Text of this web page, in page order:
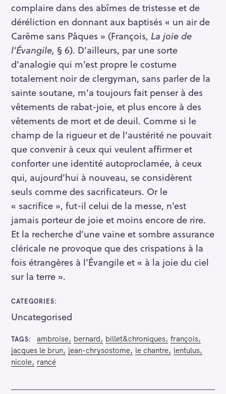
complaire dans des abîmes de tristesse et de
déréliction en donnant aux baptisés « un air de
Carême sans Pâques » (François, La joie de
l’Évangile, § 6). D’ailleurs, par une sorte
d’analogie qui m’est propre le costume
totalement noir de clergyman, sans parler de la
sainte soutane, m’a toujours fait penser à des
vêtements de rabat-joie, et plus encore à des
vêtements de mort et de deuil. Comme si le
champ de la rigueur et de l’austérité ne pouvait
que convenir à ceux qui veulent affirmer et
conforter une identité autoproclamée, à ceux
qui, aujourd’hui à nouveau, se considèrent
seuls comme des sacrificateurs. Or le
« sacrifice », fut-il celui de la messe, n’est
jamais porteur de joie et moins encore de rire.
Et la recherche d’une vaine et sombre assurance
cléricale ne provoque que des crispations à la
fois étrangères à l’Évangile et « à la joie du ciel
sur la terre ».
CATEGORIES
Uncategorised
TAGS ambroise bernard billet&chroniques françois
jacques le brun jean-chrysostome le chantre lentulus
nicole rancé